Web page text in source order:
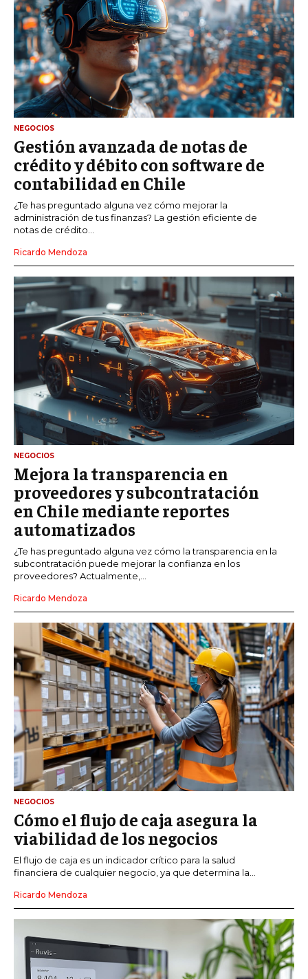
NEGOCIOS
Gestión avanzada de notas de
crédito y débito con software de
contabilidad en Chile
¿Te has preguntado alguna vez cómo mejorar la
administración de tus finanzas? La gestión eficiente de
notas de crédito...
Ricardo Mendoza
NEGOCIOS
Mejora la transparencia en
proveedores y subcontratación
en Chile mediante reportes
automatizados
¿Te has preguntado alguna vez cómo la transparencia en la
subcontratación puede mejorar la confianza en los
proveedores? Actualmente,...
Ricardo Mendoza
NEGOCIOS
Cómo el flujo de caja asegura la
viabilidad de los negocios
El flujo de caja es un indicador crítico para la salud
financiera de cualquier negocio, ya que determina la...
Ricardo Mendoza